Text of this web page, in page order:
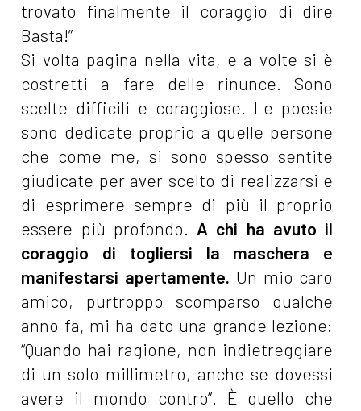
trovato finalmente il coraggio di dire
Basta!”
Si volta pagina nella vita, e a volte si è
costretti a fare delle rinunce. Sono
scelte difficili e coraggiose. Le poesie
sono dedicate proprio a quelle persone
che come me, si sono spesso sentite
giudicate per aver scelto di realizzarsi e
di esprimere sempre di più il proprio
essere più profondo. A chi ha avuto il
coraggio di togliersi la maschera e
manifestarsi apertamente. Un mio caro
amico, purtroppo scomparso qualche
anno fa, mi ha dato una grande lezione:
“Quando hai ragione, non indietreggiare
di un solo millimetro, anche se dovessi
avere il mondo contro”. È quello che